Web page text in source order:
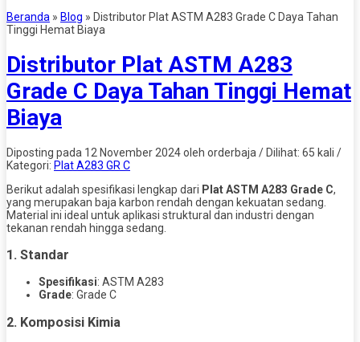
Beranda » Blog » Distributor Plat ASTM A283 Grade C Daya Tahan
Tinggi Hemat Biaya
Distributor Plat ASTM A283
Grade C Daya Tahan Tinggi Hemat
Biaya
Diposting pada 12 November 2024 oleh orderbaja / Dilihat: 65 kali /
Kategori: Plat A283 GR C
Berikut adalah spesifikasi lengkap dari Plat ASTM A283 Grade C,
yang merupakan baja karbon rendah dengan kekuatan sedang.
Material ini ideal untuk aplikasi struktural dan industri dengan
tekanan rendah hingga sedang.
1. Standar
Spesifikasi: ASTM A283
Grade: Grade C
2. Komposisi Kimia